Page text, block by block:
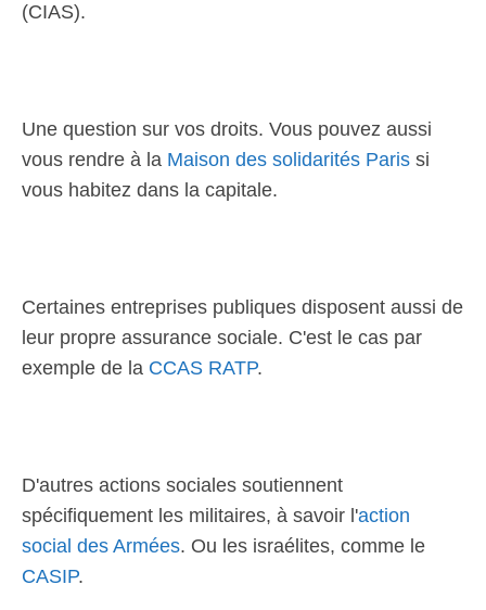
(CIAS).
Une question sur vos droits. Vous pouvez aussi
vous rendre à la Maison des solidarités Paris si
vous habitez dans la capitale.
Certaines entreprises publiques disposent aussi de
leur propre assurance sociale. C'est le cas par
exemple de la CCAS RATP.
D'autres actions sociales soutiennent
spécifiquement les militaires, à savoir l'action
social des Armées. Ou les israélites, comme le
CASIP.